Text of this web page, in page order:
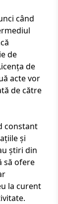
când
de
de
acte vor
de către
constant
și
știri din
să ofere
la curent